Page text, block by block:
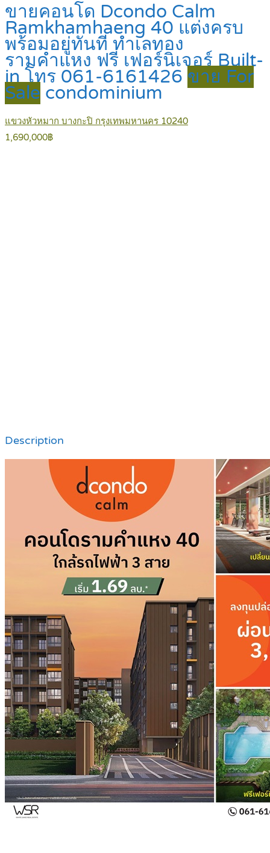
ขายคอนโด Dcondo Calm
Ramkhamhaeng 40 แต่งครบ
พร้อมอยู่ทันที ทำเลทอง
รามคำแหง ฟรี เฟอร์นิเจอร์ Built-
in โทร 061-6161426 ขาย For
Sale condominium
แขวงหัวหมาก บางกะปิ กรุงเทพมหานคร 10240
1,690,000฿
Description